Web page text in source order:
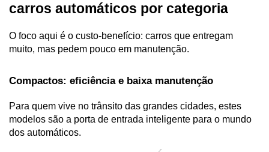
carros automáticos por categoria
O foco aqui é o custo-benefício: carros que entregam
muito, mas pedem pouco em manutenção.
Compactos: eficiência e baixa manutenção
Para quem vive no trânsito das grandes cidades, estes
modelos são a porta de entrada inteligente para o mundo
dos automáticos.